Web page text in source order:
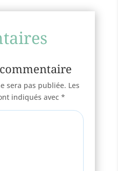
sera pas publiée. Les
indiqués avec*